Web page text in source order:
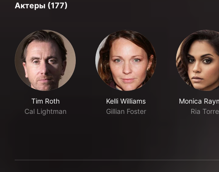
Актеры (177)
Tim Roth
Cal Lightman
Kelli Williams
Gillian Foster
Monica
Ria